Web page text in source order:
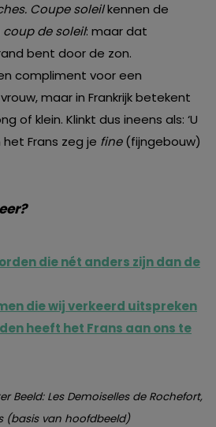
Coupe soleilkennen de
coup de soleil: maar dat
bent door de zon.
compliment voor een
maar in Frankrijk betekent
of klein. Klinkt dus ineens als: ‘U
het Frans zeg je fine(fijngebouw)
die nét anders zijn dan de
die wij verkeerd uitspreken
heeft het Frans aan ons te
Beeld: Les Demoiselles de Rochefort,
(basis van hoofdbeeld)